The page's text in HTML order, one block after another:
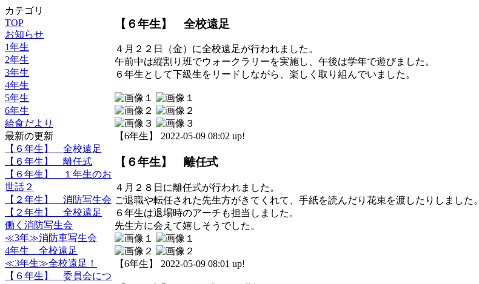
カテゴリ
TOP
お知らせ
1年生
2年生
3年生
4年生
5年生
6年生
給食だより
最新の更新
【６年生】 全校遠足
【６年生】 離任式
【６年生】 １年生のお
世話２
【２年生】 消防写生会
【２年生】 全校遠足
働く消防写生会
≪3年≫消防車写生会
4年生 全校遠足
≪3年生≫全校遠足！
【６年生】 委員会につ
【６年生】 全校遠足
４月２２日（金）に全校遠足が行われました。
午前中は縦割り班でウォークラリーを実施し、午後は学年で遊びました。
６年生として下級生をリードしながら、楽しく取り組んでいました。
【6年生】 2022-05-09 08:02 up!
【６年生】 離任式
４月２８日に離任式が行われました。
ご退職や転任された先生方がきてくれて、手紙を読んだり花束を渡したりしました。
６年生は退場時のアーチも担当しました。
先生方に会えて嬉しそうでした。
【6年生】 2022-05-09 08:01 up!